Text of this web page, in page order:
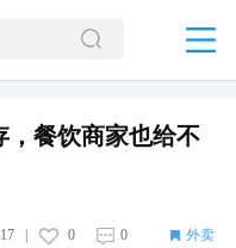
，餐饮商家也给不
| 0 0 外卖